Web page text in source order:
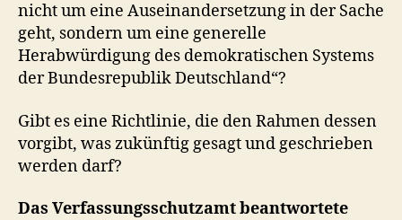
nicht um eine Auseinandersetzung in der Sache
geht, sondern um eine generelle
Herabwürdigung des demokratischen Systems
der Bundesrepublik Deutschland“?
Gibt es eine Richtlinie, die den Rahmen dessen
vorgibt, was zukünftig gesagt und geschrieben
werden darf?
Das Verfassungsschutzamt beantwortete